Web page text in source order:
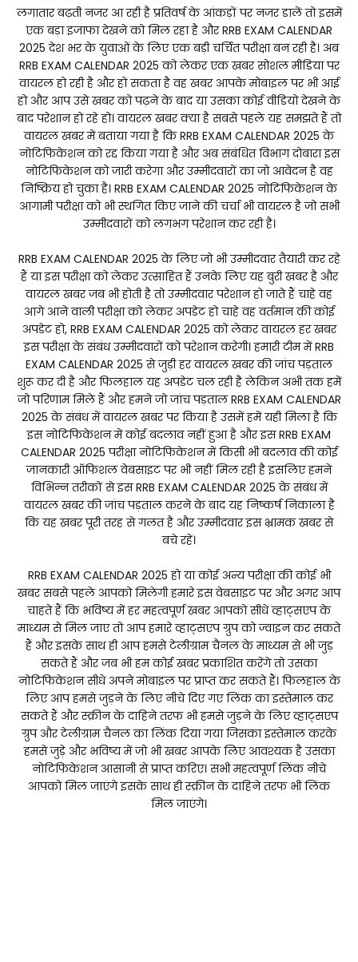
लगातार बढ़ती नजर आ रही है प्रतिवर्ष के आंकड़ों पर नजर डालें तो इसमें
एक बड़ा इजाफा देखने को मिल रहा है और RRB EXAM CALENDAR
2025 देश भर के युवाओं के लिए एक बड़ी चर्चित परीक्षा बन रही है। अब
RRB EXAM CALENDAR 2025 को लेकर एक खबर सोशल मीडिया पर
वायरल हो रही है और हो सकता है वह खबर आपके मोबाइल पर भी आई
हो और आप उसे खबर को पढ़ने के बाद या उसका कोई वीडियो देखने के
बाद परेशान हो रहे हो। वायरल खबर क्या है सबसे पहले यह समझते हैं तो
वायरल खबर में बताया गया है कि RRB EXAM CALENDAR 2025 के
नोटिफिकेशन को रद्द किया गया है और अब संबंधित विभाग दोबारा इस
नोटिफिकेशन को जारी करेगा और उम्मीदवारों का जो आवेदन है वह
निष्क्रिय हो चुका है। RRB EXAM CALENDAR 2025 नोटिफिकेशन के
आगामी परीक्षा को भी स्थगित किए जाने की चर्चा भी वायरल है जो सभी
उम्मीदवारों को लगभग परेशान कर रही है।
RRB EXAM CALENDAR 2025 के लिए जो भी उम्मीदवार तैयारी कर रहे
हैं या इस परीक्षा को लेकर उत्साहित हैं उनके लिए यह बुरी खबर है और
वायरल खबर जब भी होती है तो उम्मीदवार परेशान हो जाते हैं चाहे वह
आगे आने वाली परीक्षा को लेकर अपडेट हो चाहे वह वर्तमान की कोई
अपडेट हो, RRB EXAM CALENDAR 2025 को लेकर वायरल हर खबर
इस परीक्षा के संबंध उम्मीदवारों को परेशान करेगी। हमारी टीम में RRB
EXAM CALENDAR 2025 से जुड़ी हर वायरल खबर की जांच पड़ताल
शुरू कर दी है और फिलहाल यह अपडेट चल रही है लेकिन अभी तक हमें
जो परिणाम मिले हैं और हमने जो जांच पड़ताल RRB EXAM CALENDAR
2025 के संबंध में वायरल खबर पर किया है उसमें हमें यही मिला है कि
इस नोटिफिकेशन में कोई बदलाव नहीं हुआ है और इस RRB EXAM
CALENDAR 2025 परीक्षा नोटिफिकेशन में किसी भी बदलाव की कोई
जानकारी ऑफिशल वेबसाइट पर भी नहीं मिल रही है इसलिए हमने
विभिन्न तरीकों से इस RRB EXAM CALENDAR 2025 के संबंध में
वायरल खबर की जांच पड़ताल करने के बाद यह निष्कर्ष निकाला है
कि यह खबर पूरी तरह से गलत है और उम्मीदवार इस भ्रामक खबर से
बचे रहें।
RRB EXAM CALENDAR 2025 हो या कोई अन्य परीक्षा की कोई भी
खबर सबसे पहले आपको मिलेगी हमारे इस वेबसाइट पर और अगर आप
चाहते हैं कि भविष्य में हर महत्वपूर्ण खबर आपको सीधे व्हाट्सएप के
माध्यम से मिल जाए तो आप हमारे व्हाट्सएप ग्रुप को ज्वाइन कर सकते
हैं और इसके साथ ही आप हमसे टेलीग्राम चैनल के माध्यम से भी जुड़
सकते हैं और जब भी हम कोई खबर प्रकाशित करेंगे तो उसका
नोटिफिकेशन सीधे अपने मोबाइल पर प्राप्त कर सकते हैं। फिलहाल के
लिए आप हमसे जुड़ने के लिए नीचे दिए गए लिंक का इस्तेमाल कर
सकते हैं और स्क्रीन के दाहिने तरफ भी हमसे जुड़ने के लिए व्हाट्सएप
ग्रुप और टेलीग्राम चैनल का लिंक दिया गया जिसका इस्तेमाल करके
हमसे जुड़े और भविष्य में जो भी खबर आपके लिए आवश्यक है उसका
नोटिफिकेशन आसानी से प्राप्त करिए। सभी महत्वपूर्ण लिंक नीचे
आपको मिल जाएंगे इसके साथ ही स्क्रीन के दाहिने तरफ भी लिंक
मिल जाएंगे।